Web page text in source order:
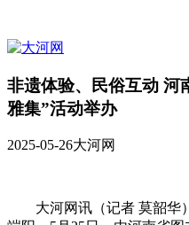
非遗体验、民俗互动 河
雅集”活动举办
2025-05-26大河网
大河网讯（记者 莫韶华